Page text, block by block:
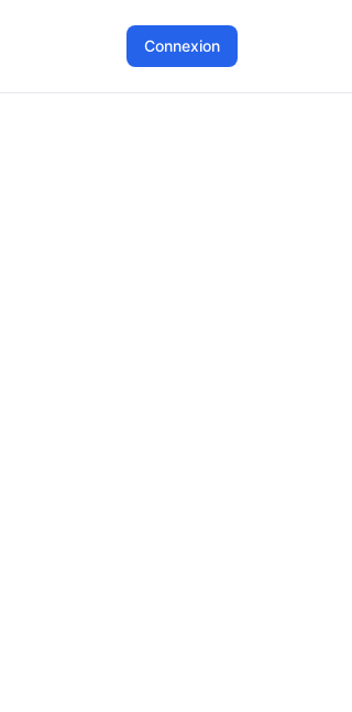
Connexion